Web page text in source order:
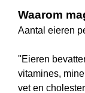
Waarom
Aantal eieren
''Eieren
vitamines,
vet en